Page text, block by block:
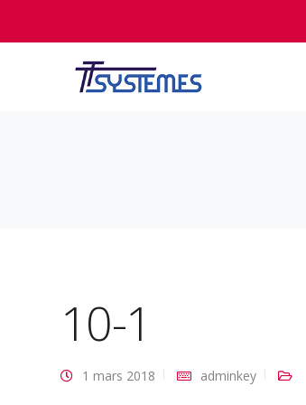
10-1
1 mars 2018 adminkey